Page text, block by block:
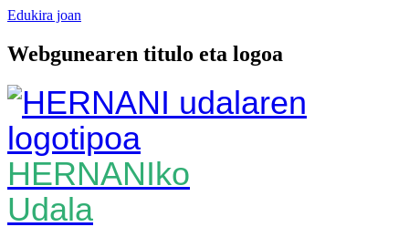
Edukira joan
Webgunearen titulo eta logoa
HERNANIko
Udala